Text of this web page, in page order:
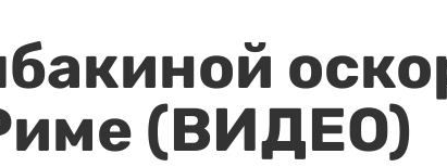
(ВИДЕО)